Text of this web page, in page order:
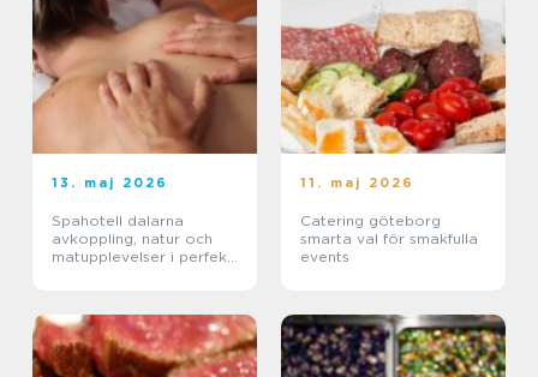
13. maj 2026
Spahotell dalarna
avkoppling, natur och
matupplevelser i perfekt
11. maj 2026
Catering göteborg
smarta val för smakfulla
events